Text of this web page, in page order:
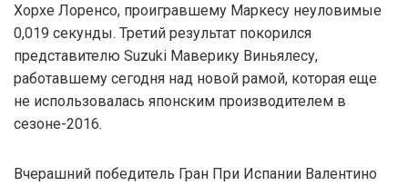
Хорхе Лоренсо, проигравшему Маркесу неуловимые
0,019 секунды. Третий результат покорился
представителю Suzuki Маверику Виньялесу,
работавшему сегодня над новой рамой, которая еще
не использовалась японским производителем в
сезоне-2016.
Вчерашний победитель Гран При Испании Валентино